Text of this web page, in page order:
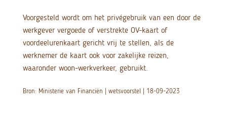
Voorgesteld wordt om het privégebruik van een door de
werkgever vergoede of verstrekte OV-kaart of
voordeelurenkaart gericht vrij te stellen, als de
werknemer de kaart ook voor zakelijke reizen,
waaronder woon-werkverkeer, gebruikt.
Bron: Ministerie van Financiën | wetsvoorstel | 18-09-2023